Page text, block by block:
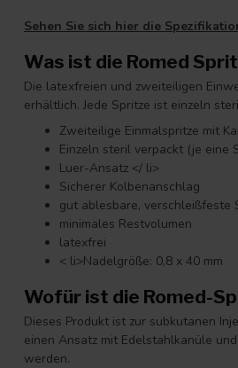
Sehen Sie sich hier die
Was ist die Romed
Die latexfreien und zweiteiligen
erhältlich. Jede Spritze ist einzeln
Zweiteilige Einmalspritze mit
Einzeln steril verpackt (je eine
Luer-Ansatz </ li>
Sicherer Kolbenanschlag
gut ablesbare, verschleißfeste
minimales Restvolumen
latexfrei
< li>Nadelgröße: 0,8 x 40 mm
Wofür ist die Romed-
Dieses Produkt ist zur subkutanen
einen Ansatz mit Edelstahlkanüle
werden.